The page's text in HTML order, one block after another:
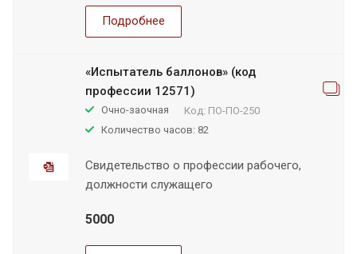
Подробнее
«Испытатель баллонов» (код
профессии 12571)
Очно-заочная Код: ПО-ПО-250
Количество часов: 82
Свидетельство о профессии рабочего,
должности служащего
5000